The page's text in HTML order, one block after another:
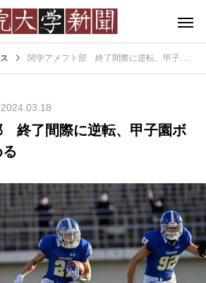
関学アメフト部 終了間際に逆転、甲子園ボウル出場を決める
2024.03.18
終了間際に逆転、甲子園ボ
る